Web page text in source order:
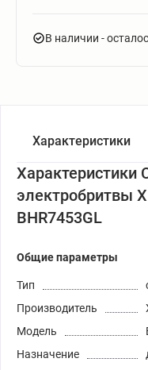
В наличии -
Характеристики
Характеристики
электробритвы
BHR7453GL
Общие параметры
Тип
Производитель
Модель
Назначение